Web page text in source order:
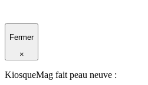
Fermer
×
KiosqueMag fait peau neuve :